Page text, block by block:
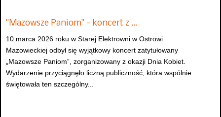
"Mazowsze Paniom" - koncert z …
10 marca 2026 roku w Starej Elektrowni w Ostrowi
Mazowieckiej odbył się wyjątkowy koncert zatytułowany
„Mazowsze Paniom”, zorganizowany z okazji Dnia Kobiet.
Wydarzenie przyciągnęło liczną publiczność, która wspólnie
świętowała ten szczególny...